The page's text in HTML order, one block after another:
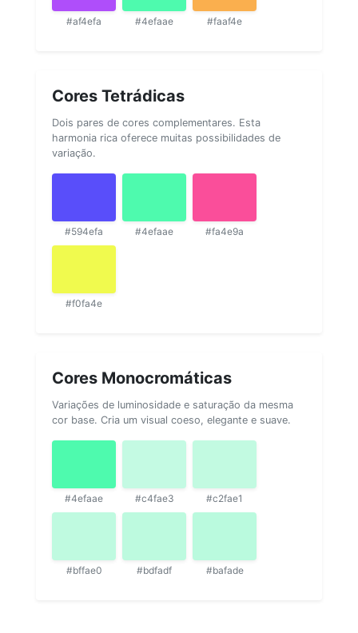
#af4efa #4efaae #faaf4e
Cores Tetrádicas
Dois pares de cores complementares. Esta
harmonia rica oferece muitas possibilidades de
variação.
#594efa #4efaae #fa4e9a
#f0fa4e
Cores Monocromáticas
Variações de luminosidade e saturação da mesma
cor base. Cria um visual coeso, elegante e suave.
#4efaae #c4fae3 #c2fae1
#bffae0 #bdfadf #bafade